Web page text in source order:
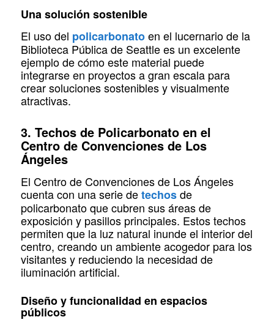
Una solución sostenible
El uso del policarbonatoen el lucernario de la
Biblioteca Pública de Seattle es un excelente
ejemplo de cómo este material puede
integrarse en proyectos a gran escala para
crear soluciones sostenibles y visualmente
atractivas.
3. Techos de Policarbonato en el
Centro de Convenciones de Los
Ángeles
El Centro de Convenciones de Los Ángeles
cuenta con una serie detechosde
policarbonato que cubren sus áreas de
exposición y pasillos principales. Estos techos
permiten que la luz natural inunde el interior del
centro, creando un ambiente acogedor para los
visitantes y reduciendo la necesidad de
iluminación artificial.
Diseño y funcionalidad en espacios
públicos